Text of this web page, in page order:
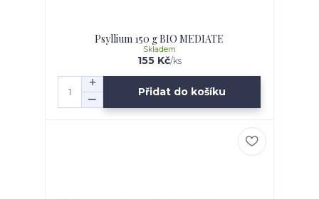
Psyllium 150 g BIO MEDIATE
155 Kč/ks
Skladem
Přidat do košíku